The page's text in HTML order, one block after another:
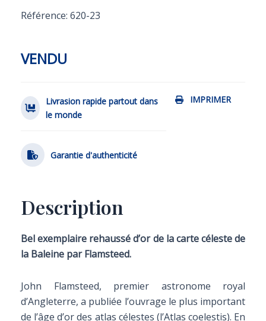
Référence: 620-23
VENDU
IMPRIMER
Livrasion rapide partout dans
le monde
Garantie d'authenticité
Description
Bel exemplaire rehaussé d’or de la carte céleste de
la Baleine par Flamsteed.
John Flamsteed, premier astronome royal
d’Angleterre, a publiée l’ouvrage le plus important
de l’âge d’or des atlas célestes (l’Atlas coelestis). En